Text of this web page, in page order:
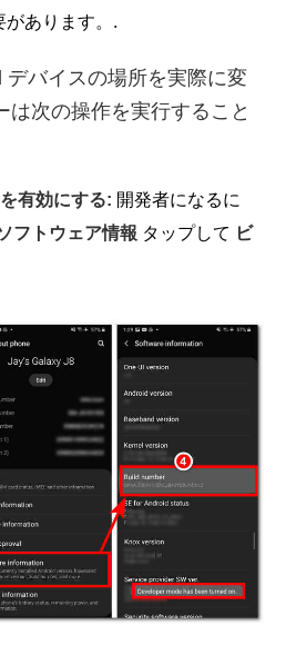
があります。.
デバイスの場所を実際に変
は次の操作を実行すること
有効にする: 開発者になるに
フトウェア情報 タップして ビ